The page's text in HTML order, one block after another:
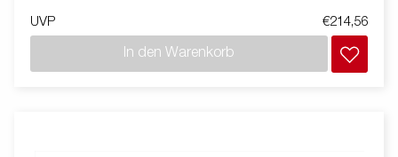
UVP €214,56
In den Warenkorb